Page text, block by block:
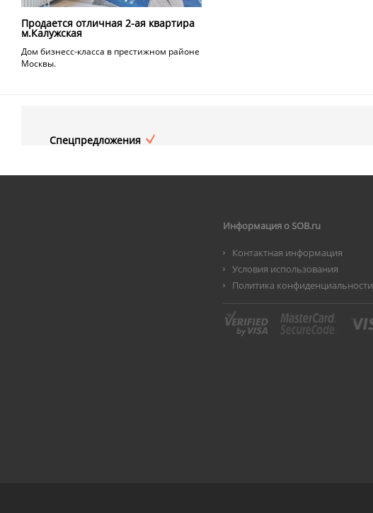
Продается отличная 2-ая квартира
м.Калужская
Дом бизнесс-класса в престижном районе
Москвы.
Спецпредложения
Информация о SOB.ru
Контактная информация
Условия использования
Политика конфиденциальности